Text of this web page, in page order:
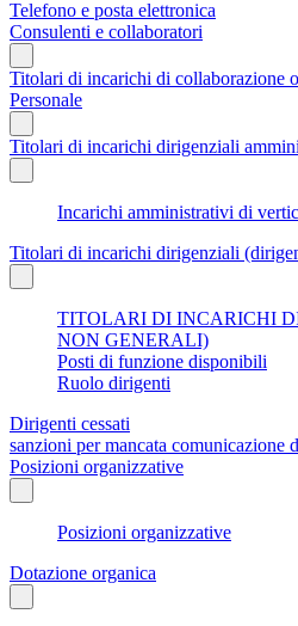
Telefono e posta elettronica
Consulenti e collaboratori
Titolari di incarichi di collaborazione
Personale
Titolari di incarichi dirigenziali
Incarichi amministrativi di
Titolari di incarichi dirigenziali
TITOLARI DI INCARICHI
NON GENERALI)
Posti di funzione disponibili
Ruolo dirigenti
Dirigenti cessati
sanzioni per mancata comunicazione
Posizioni organizzative
Posizioni organizzative
Dotazione organica